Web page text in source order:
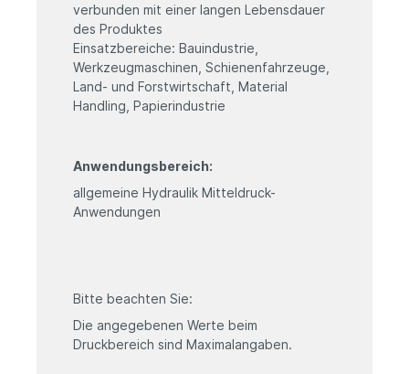
verbunden mit einer langen Lebensdauer
des Produktes
Einsatzbereiche: Bauindustrie,
Werkzeugmaschinen, Schienenfahrzeuge,
Land- und Forstwirtschaft, Material
Handling, Papierindustrie
Anwendungsbereich:
allgemeine Hydraulik Mitteldruck-
Anwendungen
Bitte beachten Sie:
Die angegebenen Werte beim
Druckbereich sind Maximalangaben.